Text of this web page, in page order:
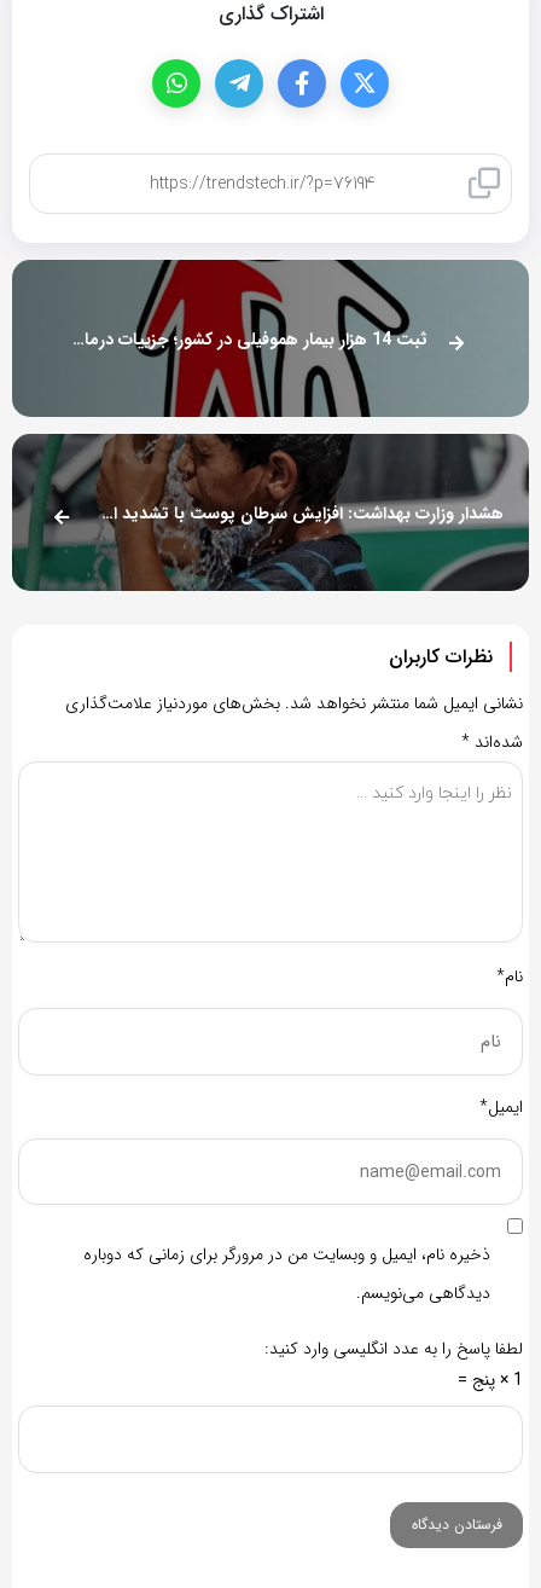
اشتراک گذاری
ثبت 14 هزار بیمار هموفیلی در کشور؛ جزییات درمان رایگان بیماران
هشدار وزارت بهداشت: افزایش سرطان پوست با تشدید اشعه فرابنفش در تابستان
نظرات کاربران
نشانی ایمیل شما منتشر نخواهد شد. بخش‌های موردنیاز علامت‌گذاری
شده‌اند *
نام*
ایمیل*
ذخیره نام، ایمیل و وبسایت من در مرورگر برای زمانی که دوباره
دیدگاهی می‌نویسم.
لطفا پاسخ را به عدد انگلیسی وارد کنید:
1 × پنج =